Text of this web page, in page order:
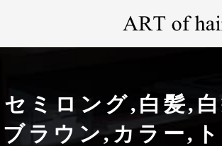
セミロング,白髪,
ブラウン,カラー,